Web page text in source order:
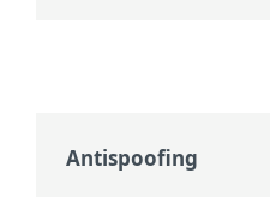
Antispoofing